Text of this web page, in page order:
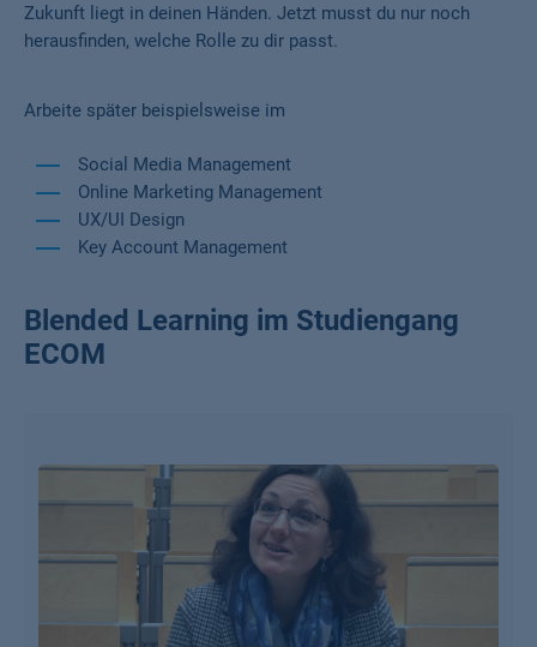
Zukunft liegt in deinen Händen. Jetzt musst du nur noch
herausfinden, welche Rolle zu dir passt.
Arbeite später beispielsweise im
Social Media Management
Online Marketing Management
UX/UI Design
Key Account Management
Blended Learning im Studiengang
ECOM